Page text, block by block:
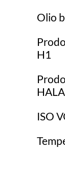
Olio
H1
ISO